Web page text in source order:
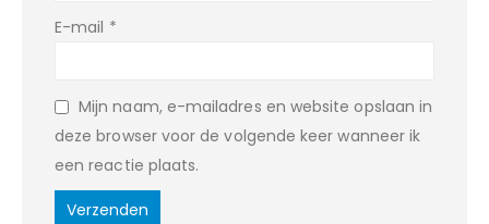
E-mail *
Mijn naam, e-mailadres en website opslaan in
deze browser voor de volgende keer wanneer ik
een reactie plaats.